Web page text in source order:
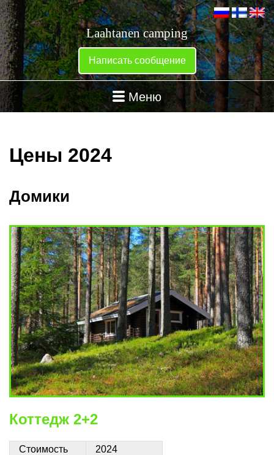
Laahtanen camping
Написать сообщение
Меню
Цены 2024
Домики
Коттедж 2+2
Стоимость
2024